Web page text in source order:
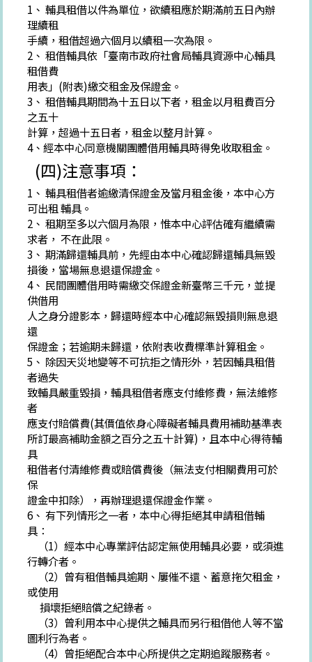
1、 輔具租借以件為單位，欲續租應於期滿前五日內辦
理續租
手續，租借超過六個月以續租一次為限。
2、 租借輔具依「臺南市政府社會局輔具資源中心輔具
租借費
用表」(附表)繳交租金及保證金。
3、 租借輔具期間為十五日以下者，租金以月租費百分
之五十
計算，超過十五日者，租金以整月計算。
4、經本中心同意機關團體借用輔具時得免收取租金。
(四)注意事項：
1、 輔具租借者逾繳清保證金及當月租金後，本中心方
可出租 輔具。
2、 租期至多以六個月為限，惟本中心評估確有繼續需
求者， 不在此限。
3、 期滿歸還輔具前，先經由本中心確認歸還輔具無毀
損後，當場無息退還保證金。
4、 民間團體借用時需繳交保證金新臺幣三千元，並提
供借用
人之身分證影本，歸還時經本中心確認無毀損則無息退
還
保證金；若逾期未歸還，依附表收費標準計算租金。
5、 除因天災地變等不可抗拒之情形外，若因輔具租借
者過失
致輔具嚴重毀損，輔具租借者應支付維修費，無法維修
者
應支付賠償費(其價值依身心障礙者輔具費用補助基準表
所訂最高補助金額之百分之五十計算)，且本中心得待輔
具
租借者付清維修費或賠償費後（無法支付相關費用可於
保
證金中扣除），再辦理退還保證金作業。
6、 有下列情形之一者，本中心得拒絕其申請租借輔
具：
（1）經本中心專業評估認定無使用輔具必要，或須進
行轉介者。
（2）曾有租借輔具逾期、屢催不還、蓄意拖欠租金，
或使用
損壞拒絕賠償之紀錄者。
（3）曾利用本中心提供之輔具而另行租借他人等不當
圖利行為者。
（4）曾拒絕配合本中心所提供之定期追蹤服務者。